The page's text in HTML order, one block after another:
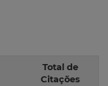
Total de
Citações